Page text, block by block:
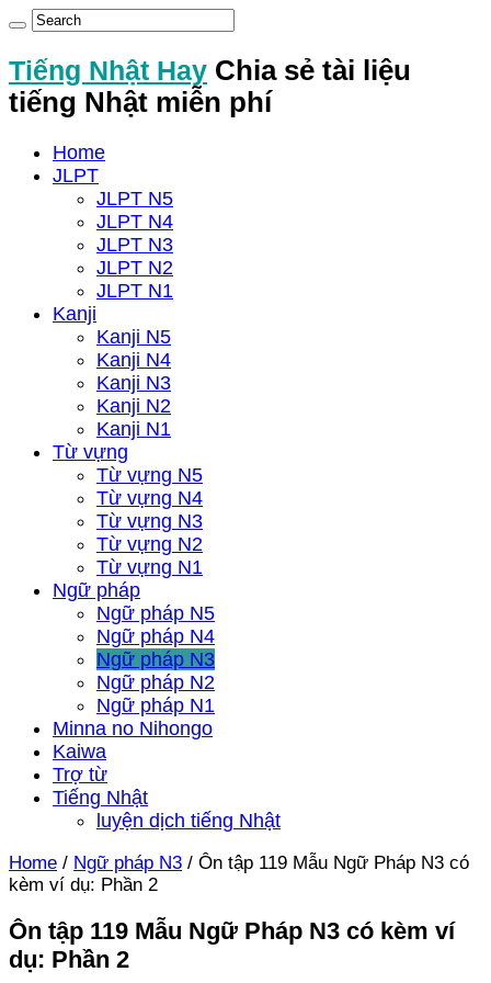
Tiếng Nhật Hay Chia sẻ tài liệu
tiếng Nhật miễn phí
Home
JLPT
JLPT N5
JLPT N4
JLPT N3
JLPT N2
JLPT N1
Kanji
Kanji N5
Kanji N4
Kanji N3
Kanji N2
Kanji N1
Từ vựng
Từ vựng N5
Từ vựng N4
Từ vựng N3
Từ vựng N2
Từ vựng N1
Ngữ pháp
Ngữ pháp N5
Ngữ pháp N4
Ngữ pháp N3
Ngữ pháp N2
Ngữ pháp N1
Minna no Nihongo
Kaiwa
Trợ từ
Tiếng Nhật
luyện dịch tiếng Nhật
Home / Ngữ pháp N3 / Ôn tập 119 Mẫu Ngữ Pháp N3 có
kèm ví dụ: Phần 2
Ôn tập 119 Mẫu Ngữ Pháp N3 có kèm ví
dụ: Phần 2